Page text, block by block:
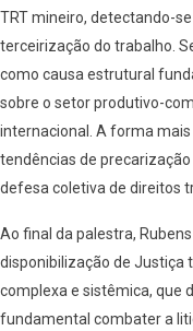
TRT mineiro, detectando-
terceirização do trabalho.
como causa estrutural
sobre o setor produtivo-
internacional. A forma
tendências de
defesa coletiva de direitos
Ao final da palestra,
disponibilização de Justiça
complexa e sistêmica, que
fundamental combater a